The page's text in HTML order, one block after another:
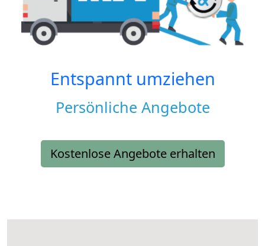
Entspannt umziehen
Persönliche Angebote
Kostenlose Angebote erhalten